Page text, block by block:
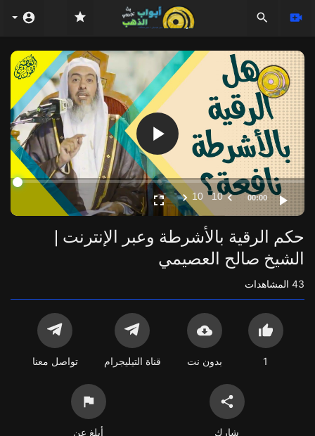
Video
Player
00:00
10
10
حكم الرقية بالأشرطة وعبر الإنترنت |
الشيخ صالح العصيمي
43 المشاهدات
1 بدون نت قناة التيليجرام تواصل معنا
شارك أبلغ عن